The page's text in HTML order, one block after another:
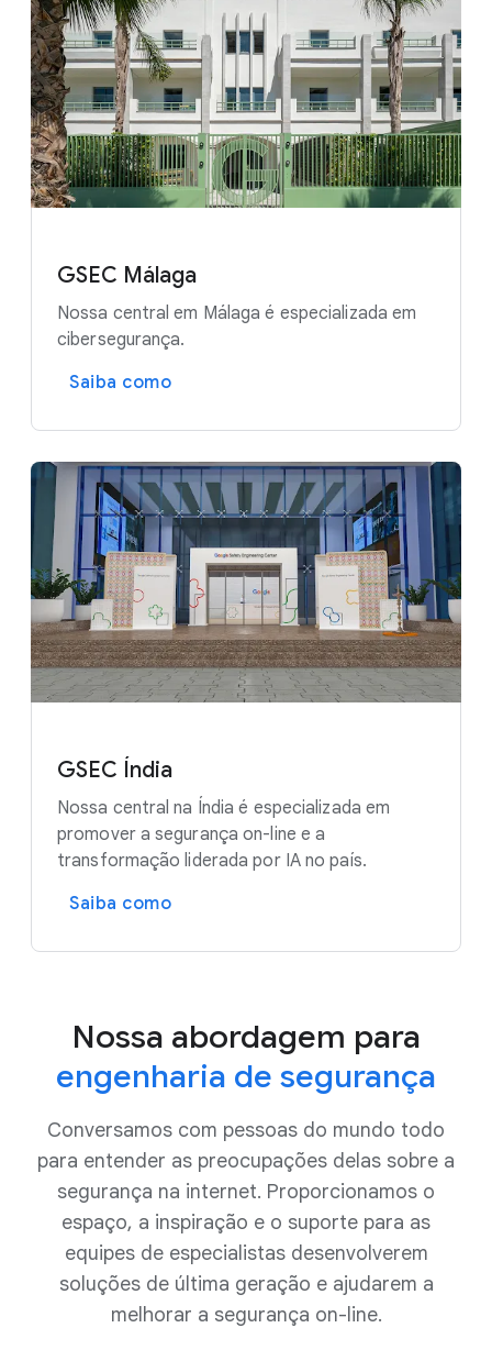
GSEC Málaga
Nossa central em Málaga é especializada em
cibersegurança.
Saiba como
GSEC Índia
Nossa central na Índia é especializada em
promover a segurança on-line e a
transformação liderada por IA no país.
Saiba como
Nossa abordagem para
engenharia de segurança
Conversamos com pessoas do mundo todo
para entender as preocupações delas sobre a
segurança na internet. Proporcionamos o
espaço, a inspiração e o suporte para as
equipes de especialistas desenvolverem
soluções de última geração e ajudarem a
melhorar a segurança on-line.